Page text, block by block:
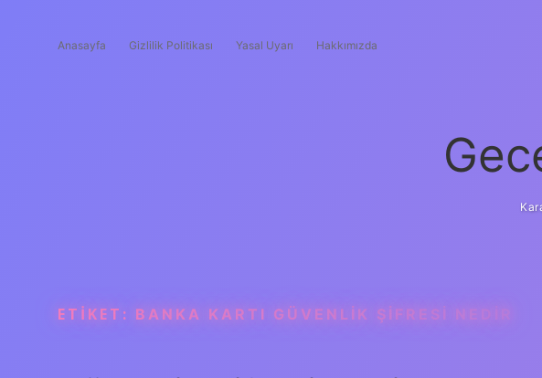
Anasayfa Gizlilik Politikası Yasal Uyarı Hakkımızda
ETIKET: BANKA KARTI GÜVENLIK ŞIFRESI NEDIR